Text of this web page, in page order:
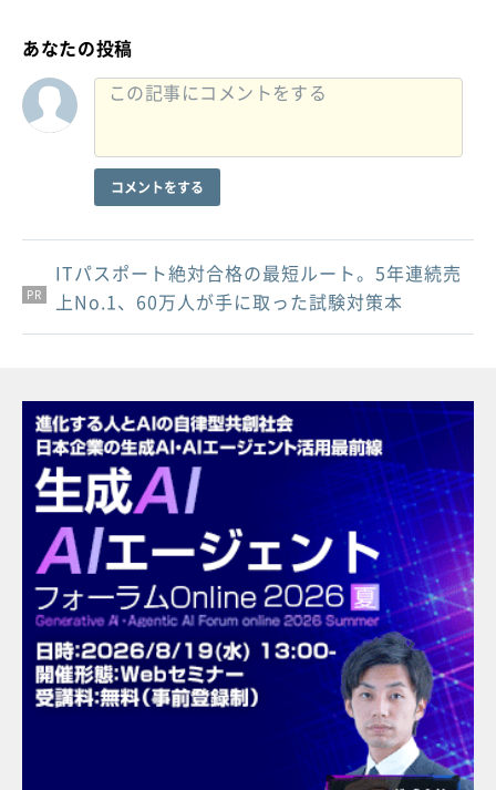
あなたの投稿
コメントをする
PR
PR
PR
ITパスポート絶対合格の最短ルート。5年連続売
上No.1、60万人が手に取った試験対策本